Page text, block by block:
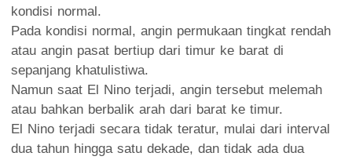
kondisi normal.
Pada kondisi normal, angin permukaan tingkat rendah
atau angin pasat bertiup dari timur ke barat di
sepanjang khatulistiwa.
Namun saat El Nino terjadi, angin tersebut melemah
atau bahkan berbalik arah dari barat ke timur.
El Nino terjadi secara tidak teratur, mulai dari interval
dua tahun hingga satu dekade, dan tidak ada dua